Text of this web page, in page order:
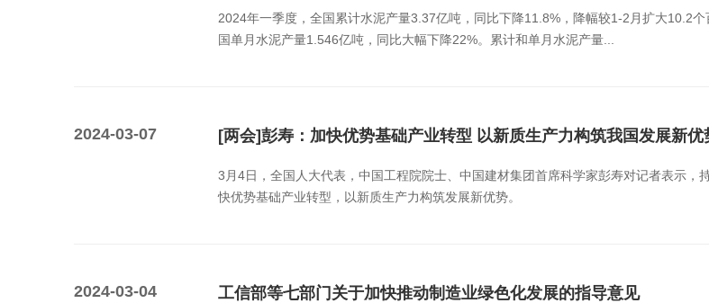
2024年一季度，全国累计水泥产量3.37亿吨，同比下降11.8%，降幅较1-2月扩大10.2
国单月水泥产量1.546亿吨，同比大幅下降22%。累计和单月水泥产量...
2024-03-07 [两会]彭寿：加快优势基础产业转型 以新质生产力构筑我国发展新优
3月4日，全国人大代表，中国工程院院士、中国建材集团首席科学家彭寿对记者表示
快优势基础产业转型，以新质生产力构筑发展新优势。
2024-03-04 工信部等七部门关于加快推动制造业绿色化发展的指导意见